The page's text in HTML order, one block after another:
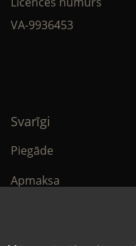
VA-9936453
Svarīgi
Piegāde
Apmaksa